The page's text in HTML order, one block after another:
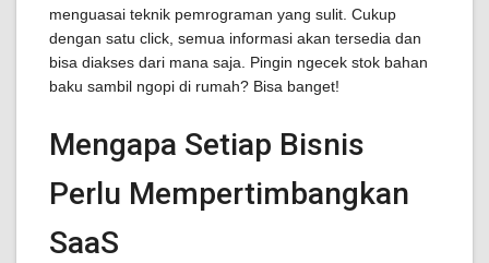
menguasai teknik pemrograman yang sulit. Cukup
dengan satu click, semua informasi akan tersedia dan
bisa diakses dari mana saja. Pingin ngecek stok bahan
baku sambil ngopi di rumah? Bisa banget!
Mengapa Setiap Bisnis
Perlu Mempertimbangkan
SaaS